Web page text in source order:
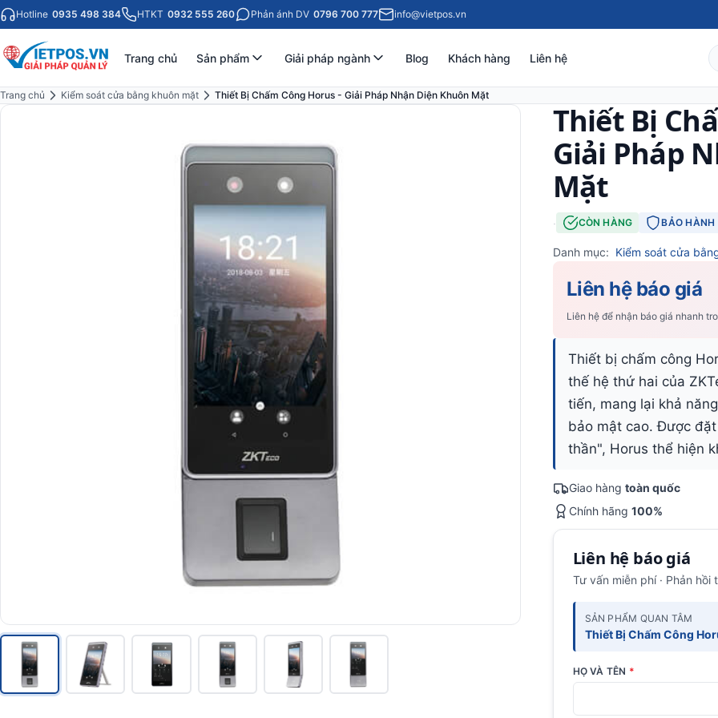
Hotline 0935 498 384 HTKT 0932 555 260 Phản ánh DV 0796 700 777 info@vietpos.vn
Trang chủ Sản phẩm Giải pháp ngành Blog Khách hàng Liên hệ
Trang chủ Kiểm soát cửa bằng khuôn mặt Thiết Bị Chấm Công Horus - Giải Pháp Nhận Diện Khuôn Mặt
Thiết Bị
Giải Pháp
Mặt
· CÒN HÀNG BẢO HÀNH
Danh mục: Kiểm soát cửa
Liên hệ báo giá
Liên hệ để nhận báo giá nhanh
Thiết bị chấm công
thế hệ thứ hai của
tiến, mang lại khả
bảo mật cao. Được
thần", Horus thể hiện
Giao hàng toàn quốc
Chính hãng 100%
Liên hệ báo giá
Tư vấn miễn phí · Phản
SẢN PHẨM QUAN TÂM
Thiết Bị Chấm Công
HỌ VÀ TÊN *